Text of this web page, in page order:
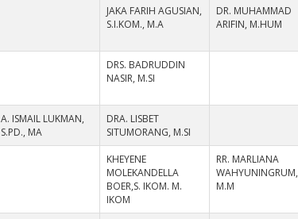
JAKA FARIH AGUSIAN,
S.I.KOM., M.A
DR. MUHAMMAD
ARIFIN, M.HUM
DRS. BADRUDDIN
NASIR, M.SI
A. ISMAIL LUKMAN,
S.PD., MA
DRA. LISBET
SITUMORANG, M.SI
KHEYENE
MOLEKANDELLA
BOER,S. IKOM. M.
IKOM
RR. MARLIANA
WAHYUNINGRUM,
M.M